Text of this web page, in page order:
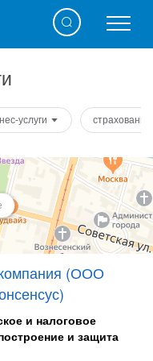
услуги страхование
компания (ООО
и налоговое
и защита